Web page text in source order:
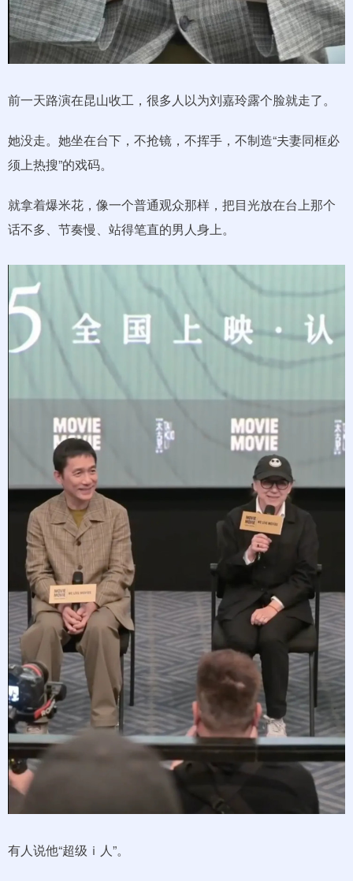
前一天路演在昆山收工，很多人以为刘嘉玲露个脸就走了。
她没走。她坐在台下，不抢镜，不挥手，不制造“夫妻同框必
须上热搜”的戏码。
就拿着爆米花，像一个普通观众那样，把目光放在台上那个
话不多、节奏慢、站得笔直的男人身上。
有人说他“超级ｉ人”。